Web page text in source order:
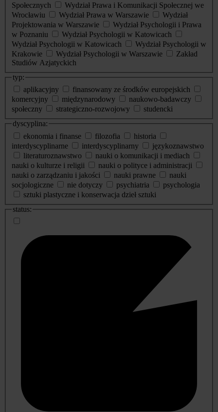
Społecznych
Wydział Prawa i Komunikacji Społecznej we
Wrocławiu
Wydział Prawa w Warszawie
Wydział
Projektowania w Warszawie
Wydział Psychologii i Prawa
w Poznaniu
Wydział Psychologii w Katowicach
Wydział Psychologii w Katowicach
Wydział Psychologii w
Krakowie
Wydział Psychologii w Warszawie
Zakład
Studiów Azjatyckich
typ:
aplikacyjny
finansowany ze środków europejskich
komercyjny
międzynarodowy
naukowo-badawczy
społeczny
strategiczno-rozwojowy
studencki
dyscyplina:
ekonomia i finanse
filozofia
historia
interdyscyplinarne
interdyscyplinarny
językoznawstwo
literaturoznawstwo
nauki o komunikacji i mediach
nauki o kulturze i religii
nauki o polityce i administracji
nauki o zarządzaniu i jakości
nauki prawne
nauki
socjologiczne
nie dotyczy psychiatria
psychologia
sztuki plastyczne i konserwacja dzieł sztuki
status: